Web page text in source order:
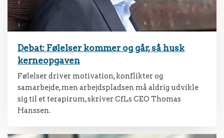
Debat: Følelser kommer og går, så husk
kerneopgaven
Følelser driver motivation, konflikter og
samarbejde, men arbejdspladsen må aldrig udvikle
sig til et terapirum, skriver CfLs CEO Thomas
Hanssen.